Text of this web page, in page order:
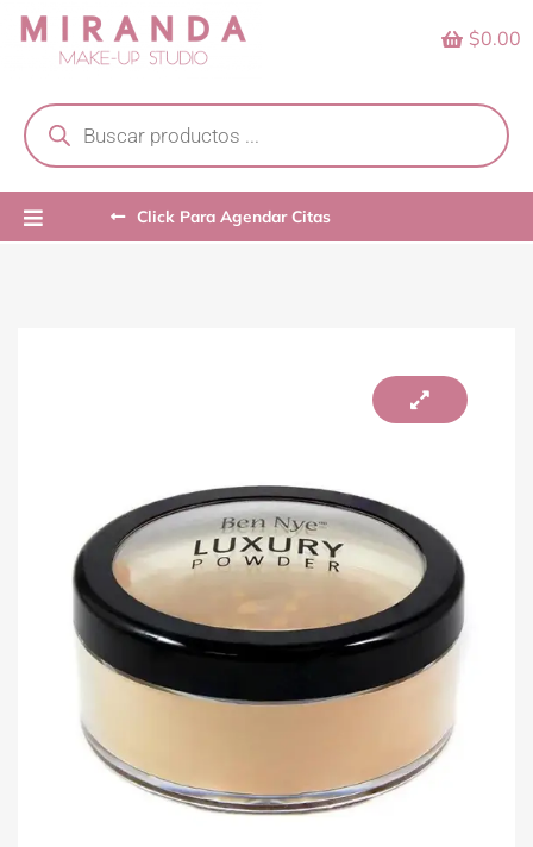
Skip
search
$0.00
Click Para Agendar Citas